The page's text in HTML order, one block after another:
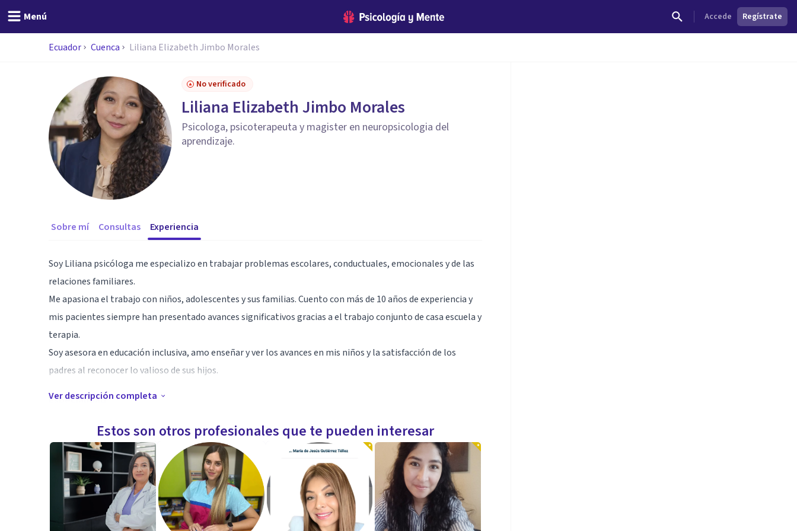
Menú Accede Regístrate
Ecuador Cuenca Liliana Elizabeth Jimbo Morales
No verificado
Liliana Elizabeth Jimbo Morales
Psicologa, psicoterapeuta y magister en neuropsicologia del
aprendizaje.
Sobre mí Consultas Experiencia
Soy Liliana psicóloga me especializo en trabajar problemas escolares, conductuales, emocionales y de las
relaciones familiares.
Me apasiona el trabajo con niños, adolescentes y sus familias. Cuento con más de 10 años de experiencia y
mis pacientes siempre han presentado avances significativos gracias a el trabajo conjunto de casa escuela y
terapia.
Soy asesora en educación inclusiva, amo enseñar y ver los avances en mis niños y la satisfacción de los
padres al reconocer lo valioso de sus hijos.
Especialidad
Rehabilitación cognitiva.
Programa para autismo.
Lectoescritura
Asesoría en educación inclusiva.
Aptitudes
Ver descripción completa
Estos son otros profesionales que te pueden interesar